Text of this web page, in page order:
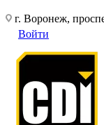
г. Воронеж,
Войти